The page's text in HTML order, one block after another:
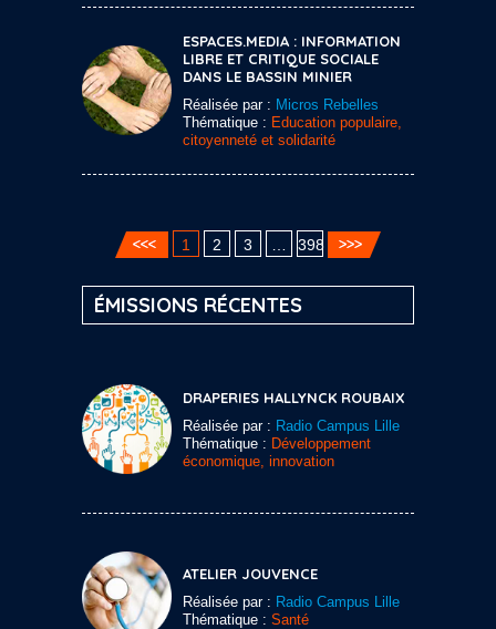
ESPACES.MEDIA : INFORMATION
LIBRE ET CRITIQUE SOCIALE
DANS LE BASSIN MINIER
Réalisée par : Micros Rebelles
Thématique : Education populaire,
citoyenneté et solidarité
1 2 3 398
ÉMISSIONS RÉCENTES
DRAPERIES HALLYNCK ROUBAIX
Réalisée par : Radio Campus Lille
Thématique : Développement
économique, innovation
ATELIER JOUVENCE
Réalisée par : Radio Campus Lille
Thématique : Santé